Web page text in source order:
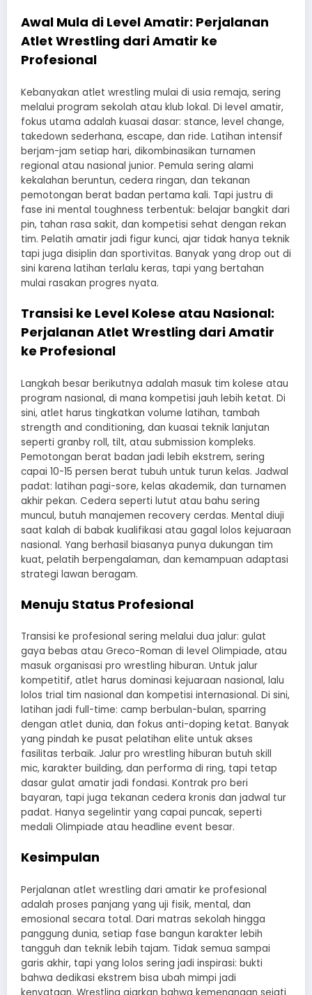
Awal Mula di Level Amatir: Perjalanan
Atlet Wrestling dari Amatir ke
Profesional
Kebanyakan atlet wrestling mulai di usia remaja, sering
melalui program sekolah atau klub lokal. Di level amatir,
fokus utama adalah kuasai dasar: stance, level change,
takedown sederhana, escape, dan ride. Latihan intensif
berjam-jam setiap hari, dikombinasikan turnamen
regional atau nasional junior. Pemula sering alami
kekalahan beruntun, cedera ringan, dan tekanan
pemotongan berat badan pertama kali. Tapi justru di
fase ini mental toughness terbentuk: belajar bangkit dari
pin, tahan rasa sakit, dan kompetisi sehat dengan rekan
tim. Pelatih amatir jadi figur kunci, ajar tidak hanya teknik
tapi juga disiplin dan sportivitas. Banyak yang drop out di
sini karena latihan terlalu keras, tapi yang bertahan
mulai rasakan progres nyata.
Transisi ke Level Kolese atau Nasional:
Perjalanan Atlet Wrestling dari Amatir
ke Profesional
Langkah besar berikutnya adalah masuk tim kolese atau
program nasional, di mana kompetisi jauh lebih ketat. Di
sini, atlet harus tingkatkan volume latihan, tambah
strength and conditioning, dan kuasai teknik lanjutan
seperti granby roll, tilt, atau submission kompleks.
Pemotongan berat badan jadi lebih ekstrem, sering
capai 10-15 persen berat tubuh untuk turun kelas. Jadwal
padat: latihan pagi-sore, kelas akademik, dan turnamen
akhir pekan. Cedera seperti lutut atau bahu sering
muncul, butuh manajemen recovery cerdas. Mental diuji
saat kalah di babak kualifikasi atau gagal lolos kejuaraan
nasional. Yang berhasil biasanya punya dukungan tim
kuat, pelatih berpengalaman, dan kemampuan adaptasi
strategi lawan beragam.
Menuju Status Profesional
Transisi ke profesional sering melalui dua jalur: gulat
gaya bebas atau Greco-Roman di level Olimpiade, atau
masuk organisasi pro wrestling hiburan. Untuk jalur
kompetitif, atlet harus dominasi kejuaraan nasional, lalu
lolos trial tim nasional dan kompetisi internasional. Di sini,
latihan jadi full-time: camp berbulan-bulan, sparring
dengan atlet dunia, dan fokus anti-doping ketat. Banyak
yang pindah ke pusat pelatihan elite untuk akses
fasilitas terbaik. Jalur pro wrestling hiburan butuh skill
mic, karakter building, dan performa di ring, tapi tetap
dasar gulat amatir jadi fondasi. Kontrak pro beri
bayaran, tapi juga tekanan cedera kronis dan jadwal tur
padat. Hanya segelintir yang capai puncak, seperti
medali Olimpiade atau headline event besar.
Kesimpulan
Perjalanan atlet wrestling dari amatir ke profesional
adalah proses panjang yang uji fisik, mental, dan
emosional secara total. Dari matras sekolah hingga
panggung dunia, setiap fase bangun karakter lebih
tangguh dan teknik lebih tajam. Tidak semua sampai
garis akhir, tapi yang lolos sering jadi inspirasi: bukti
bahwa dedikasi ekstrem bisa ubah mimpi jadi